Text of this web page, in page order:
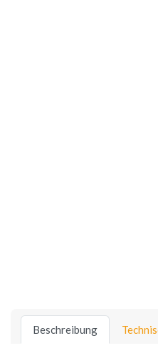
Beschreibung